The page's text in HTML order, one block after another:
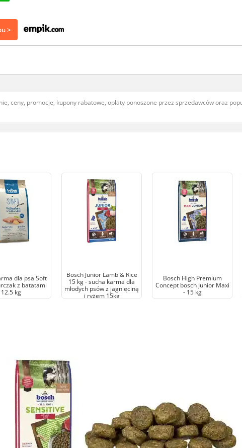
>
ceny, promocje, kupony rabatowe, opłaty ponoszone przez sprzedawców oraz
dla psa Soft
z batatami
12.5 kg
Bosch Junior Lamb & Rice
15 kg - sucha karma dla
młodych psów z jagnięciną
i ryżem 15kg
Bosch High Premium
Concept bosch Junior Maxi
- 15 kg